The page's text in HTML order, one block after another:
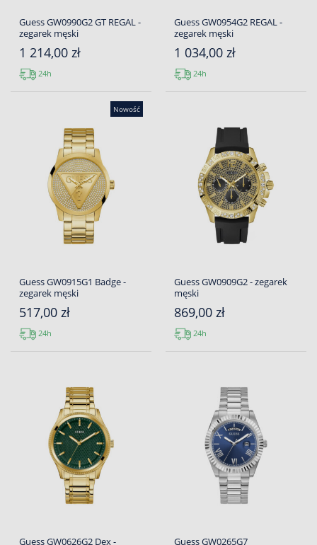
Guess GW0990G2 GT REGAL -
zegarek męski
1 214,00 zł
24h
Guess GW0954G2 REGAL -
zegarek męski
1 034,00 zł
24h
Nowość
Guess GW0915G1 Badge -
zegarek męski
517,00 zł
24h
Guess GW0909G2 - zegarek
męski
869,00 zł
24h
Guess GW0626G2 Dex -
Guess GW0265G7